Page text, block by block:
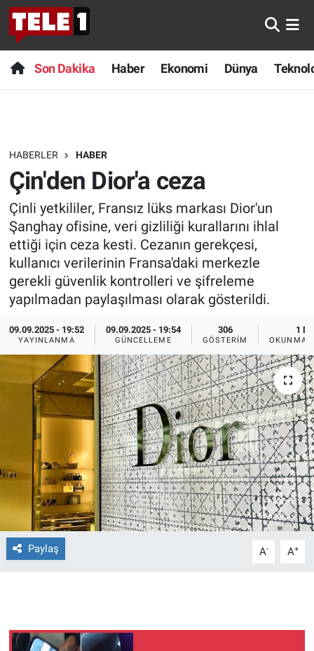
Son Dakika Haber Ekonomi Dünya
HABERLER HABER
Çin'den Dior'a ceza
Çinli yetkililer, Fransız lüks markası Dior'un
Şanghay ofisine, veri gizliliği kurallarını ihlal
ettiği için ceza kesti. Cezanın gerekçesi,
kullanıcı verilerinin Fransa'daki merkezle
gerekli güvenlik kontrolleri ve şifreleme
yapılmadan paylaşılması olarak gösterildi.
09.09.2025 - 19:52
YAYINLANMA
09.09.2025 - 19:54
GÜNCELLEME
306
GÖSTERIM
1 DK
OKUNMA
Paylaş A- A+
Anında Manşet
Başka Sohbetler
Bilim turu
Doğa Konuşuyor
Dünya
Ege Saati
Ege'den Esintiler
Eğitim
Eğlence
Ekonomi
Forum
Gerçeğin İzinde
Gün Başlıyor
Son Dakika
Haber
Dünya
Sağlık
Spor
Yayın Akışı
İletişim
Nöbetçi Eczaneler
Hava Durumu
Trafik Durumu
Tüm Manşetler
Son Dakika Haberleri
Haber Arşivi